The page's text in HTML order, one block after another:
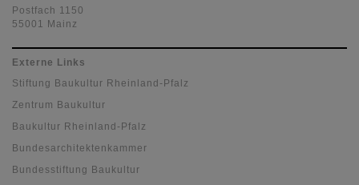
Postfach 1150
55001 Mainz
Externe Links
Stiftung Baukultur Rheinland-Pfalz
Zentrum Baukultur
Baukultur Rheinland-Pfalz
Bundesarchitektenkammer
Bundesstiftung Baukultur